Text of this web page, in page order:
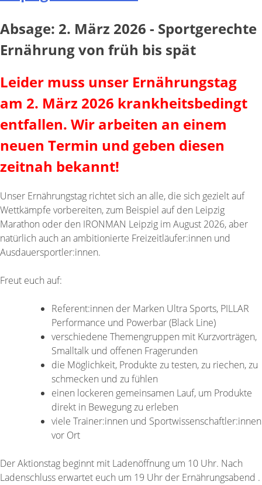
Absage: 2. März 2026 - Sportgerechte
Ernährung von früh bis spät
Leider muss unser Ernährungstag
am 2. März 2026 krankheitsbedingt
entfallen. Wir arbeiten an einem
neuen Termin und geben diesen
zeitnah bekannt!
Unser Ernährungstag richtet sich an alle, die sich gezielt auf
Wettkämpfe vorbereiten, zum Beispiel auf den Leipzig
Marathon oder den IRONMAN Leipzig im August 2026, aber
natürlich auch an ambitionierte Freizeitläufer:innen und
Ausdauersportler:innen.
Freut euch auf:
Referent:innen der Marken Ultra Sports, PILLAR
Performance und Powerbar (Black Line)
verschiedene Themengruppen mit Kurzvorträgen,
Smalltalk und offenen Fragerunden
die Möglichkeit, Produkte zu testen, zu riechen, zu
schmecken und zu fühlen
einen lockeren gemeinsamen Lauf, um Produkte
direkt in Bewegung zu erleben
viele Trainer:innen und Sportwissenschaftler:innen
vor Ort
Der Aktionstag beginnt mit Ladenöffnung um 10 Uhr. Nach
Ladenschluss erwartet euch um 19 Uhr der Ernährungsabend .